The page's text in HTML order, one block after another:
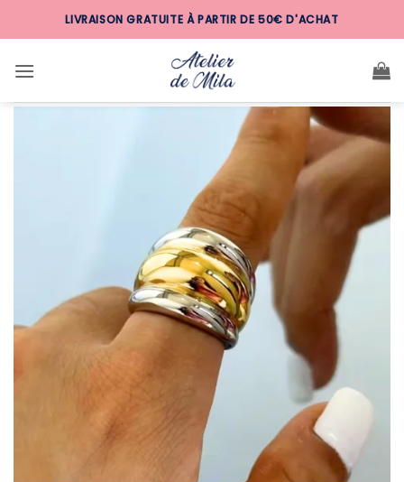
LIVRAISON GRATUITE À PARTIR DE 50€ D'ACHAT